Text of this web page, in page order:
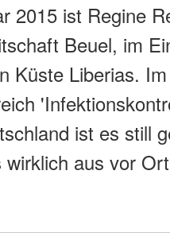
2015 ist Regine
Beuel, im
Küste Liberias.
ist es still
aus vor